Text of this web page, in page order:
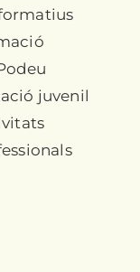
juvenil